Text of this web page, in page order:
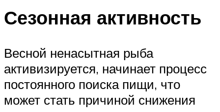
Сезонная активность
Весной ненасытная рыба
активизируется, начинает процесс
постоянного поиска пищи, что
может стать причиной снижения